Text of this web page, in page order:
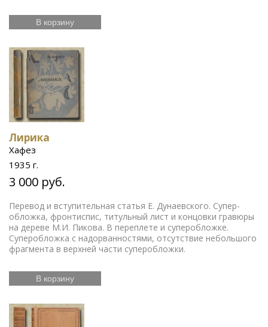
В корзину
Лирика
Хафез
1935 г.
3 000 руб.
Перевод и вступительная статья Е. Дунаевского. Супер-
обложка, фронтиспис, титульный лист и концовки гравюры
на дереве М.И. Пикова. В переплете и суперобложке.
Суперобложка с надорванностями, отсутствие небольшого
фрагмента в верхней части суперобложки.
В корзину